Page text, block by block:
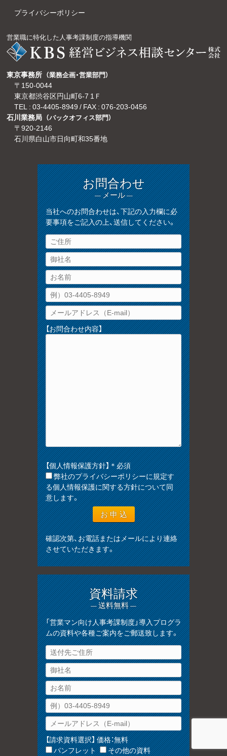
プライバシーポリシー
営業職に特化した人事考課制度の指導機関
東京事務所 （業務企画・営業部門）
〒150-0044
東京都渋谷区円山町6-7 1Ｆ
TEL : 03-4405-8949 / FAX : 076-203-0456
石川業務局 （バックオフィス部門）
〒920-2146
石川県白山市日向町和35番地
お問合わせ
— メール —
当社へのお問合わせは、下記の入力欄に必
要事項をご記入の上、送信してください。
【お問合わせ内容】
【個人情報保護方針】＊必須
弊社のプライバシーポリシーに規定す
る個人情報保護に関する方針について同
意します。
確認次第、お電話またはメールにより連絡
させていただきます。
資料請求
— 送料無料 —
「営業マン向け人事考課制度」導入プログラ
ムの資料や各種ご案内をご郵送致します。
【請求資料選択】 価格：無料
パンフレット
その他の資料